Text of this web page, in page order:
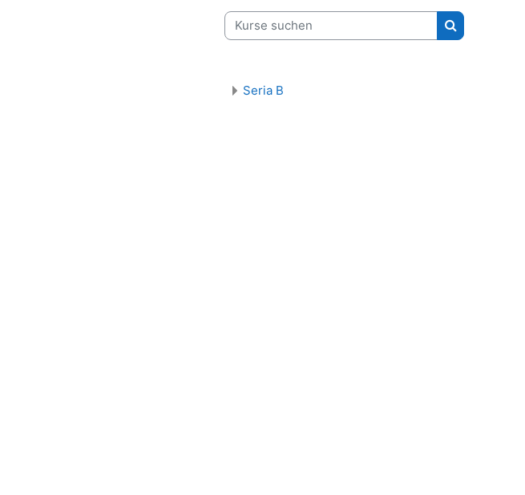
Kurse suchen
Kurse suchen
Seria B